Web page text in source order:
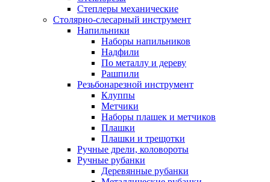
Степлеры механические
Столярно-слесарный инструмент
Напильники
Наборы напильников
Надфили
По металлу и дереву
Рашпили
Резьбонарезной инструмент
Клуппы
Метчики
Наборы плашек и метчиков
Плашки
Плашки и трещотки
Ручные дрели, коловороты
Ручные рубанки
Деревянные рубанки